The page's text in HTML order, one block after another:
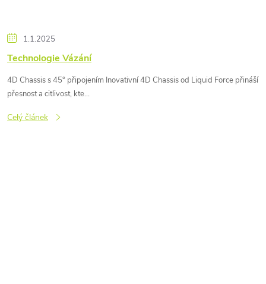
1.1.2025
Technologie Vázání
4D Chassis s 45° připojením Inovativní 4D Chassis od Liquid Force přináší
přesnost a citlivost, kte...
Celý článek